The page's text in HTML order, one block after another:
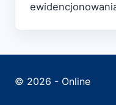
© 2026 - Online